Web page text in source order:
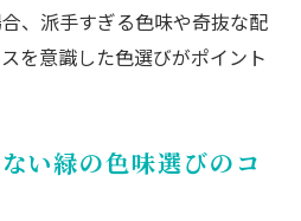
、派手すぎる色味や奇抜な配
を意識した色選びがポイント
い緑の色味選びのコ